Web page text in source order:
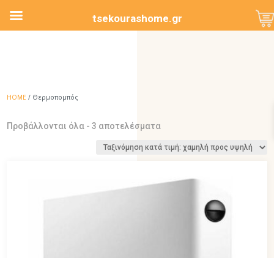
HOME / Θερμοπομπός
Προβάλλονται όλα - 3 αποτελέσματα
price:
tsekourashome.gr